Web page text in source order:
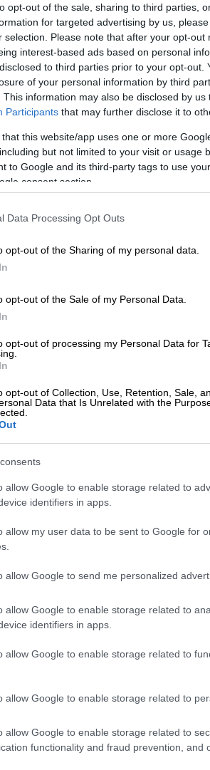
opt-out of the sale, sharing to third parties,
for targeted advertising by us,
selection. Please note that after your opt-out
interest-based ads based on personal
to third parties prior to your opt-out.
of your personal information by third
This information may also be disclosed by
Participants that may further disclose it to
that this website/app uses one or more
but not limited to your visit or usage
to Google and its third-party tags to use
consent section.
Data Processing Opt Outs
opt-out of the Sharing of my personal data.
opt-out of the Sale of my Personal Data.
opt-out of processing my Personal Data for
opt-out of Collection, Use, Retention, Sale,
Data that Is Unrelated with the
allow Google to enable storage related to
identifiers in apps.
allow my user data to be sent to Google for
allow Google to send me personalized
allow Google to enable storage related to
identifiers in apps.
allow Google to enable storage related to
allow Google to enable storage related to
allow Google to enable storage related to
functionality and fraud prevention, and
takže počas letnej sezóny sa
Ryanair počas zimnej
operujú tri lietadlá
v Aténach a mimo hlavnej
a Heraklione.
Foto: